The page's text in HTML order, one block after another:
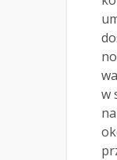
w